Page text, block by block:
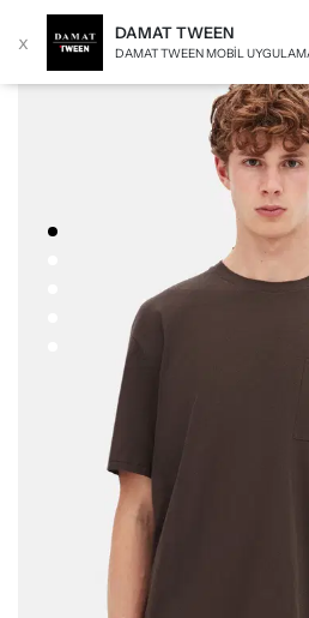
x DAMAT TWEEN
DAMAT TWEEN MOBIL